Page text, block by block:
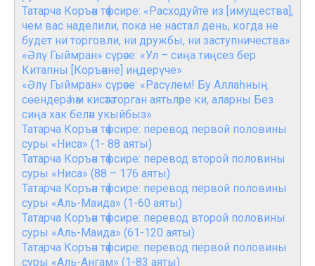
Татарча Коръән тәфсире: «Расходуйте из [имущества],
чем вас наделили, пока не настал день, когда не
будет ни торговли, ни дружбы, ни заступничества»
«Әлү Гыймран» сүрәсе: «Ул – сиңа тиңсез бер
Китапны [Коръәнне] иңдерүче»
«Әлү Гыймран» сүрәсе: «Расүлем! Бу Аллаһның
сөендерә һәм кисәтә торган аятьләре ки, аларны Без
сиңа хак белән укыйбыз»
Татарча Коръән тәфсире: перевод первой половины
суры «Ниса» (1- 88 аяты)
Татарча Коръән тәфсире: перевод второй половины
суры «Ниса» (88 – 176 аяты)
Татарча Коръән тәфсире: перевод первой половины
суры «Аль-Маида» (1-60 аяты)
Татарча Коръән тәфсире: перевод второй половины
суры «Аль-Маида» (61-120 аяты)
Татарча Коръән тәфсире: перевод первой половины
суры «Аль-Ангам» (1-83 аяты)